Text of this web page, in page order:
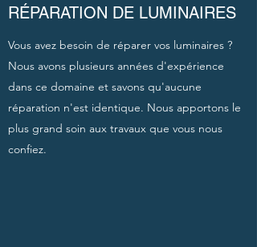
RÉPARATION DE LUMINAIRES
Vous avez besoin de réparer vos luminaires ?
Nous avons plusieurs années d'expérience
dans ce domaine et savons qu'aucune
réparation n'est identique. Nous apportons le
plus grand soin aux travaux que vous nous
confiez.